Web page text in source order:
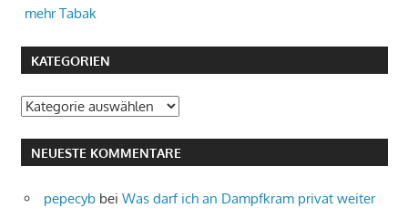
mehr Tabak
KATEGORIEN
Kategorien
NEUESTE KOMMENTARE
pepecyb bei Was darf ich an Dampfkram privat weiter